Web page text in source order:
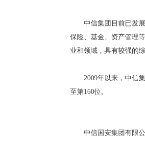
中信集团目前已发展
保险、基金、资产管理
业和领域，具有较强的
2009年以来，中信集
至第160位。
中信国安集团有限公